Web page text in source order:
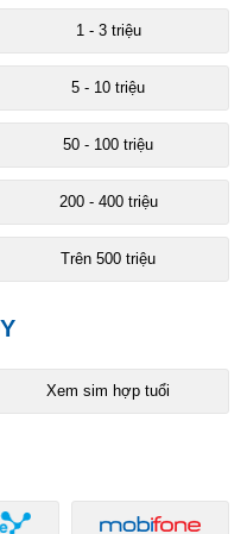
1 - 3 triệu
5 - 10 triệu
50 - 100 triệu
200 - 400 triệu
Trên 500 triệu
Xem sim hợp tuổi